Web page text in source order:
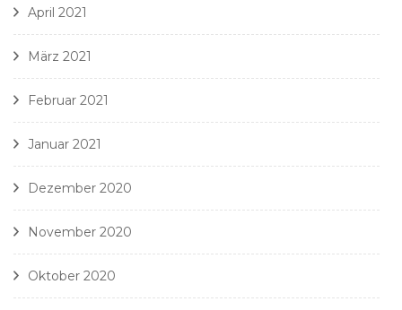
April 2021
März 2021
Februar 2021
Januar 2021
Dezember 2020
November 2020
Oktober 2020